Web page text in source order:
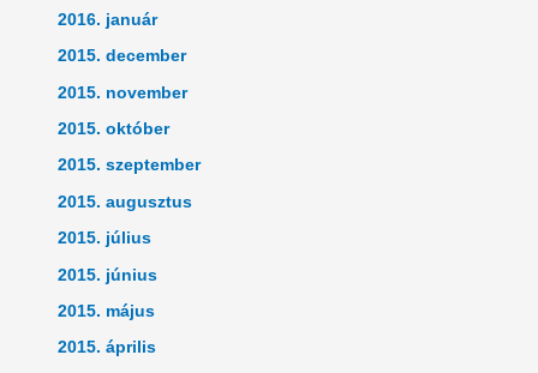
2016. január
2015. december
2015. november
2015. október
2015. szeptember
2015. augusztus
2015. július
2015. június
2015. május
2015. április